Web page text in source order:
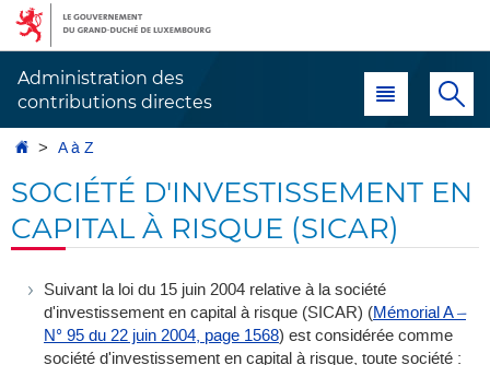
Aller
navigation
Aller
au
Administration des
contributions directes
Menu principal
AccueilA à Z
SOCIÉTÉ D'INVESTISSEMENT EN
CAPITAL À RISQUE (SICAR)
Suivant la loi du 15 juin 2004 relative à la société
d'investissement en capital à risque (SICAR) (Mémorial A –
N° 95 du 22 juin 2004, page 1568) est considérée comme
société d'investissement en capital à risque, toute société :